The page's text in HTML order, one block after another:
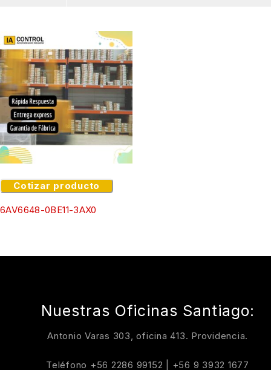
Cotizar producto
6AV6648-0BE11-3AX0
Nuestras Oficinas Santiago:
Antonio Varas 303, oficina 413. Providencia.
Teléfono +56 2286 99152 +56 9 3932 1677